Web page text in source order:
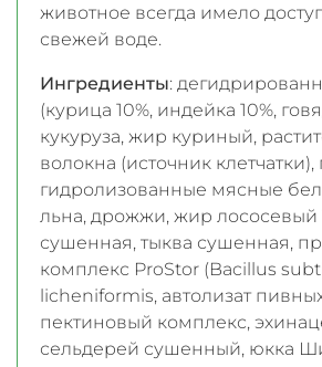
животное всегда имело
свежей воде.
Ингредиенты:
(курица 10%, индейка 10%,
кукуруза, жир куриный,
волокна (источник
гидролизованные мясные
льна, дрожжи, жир лососевый
сушенная, тыква сушенная,
комплекс ProStor (Bacillus
licheniformis, автолизат
пектиновый комплекс,
сельдерей сушенный, юкка